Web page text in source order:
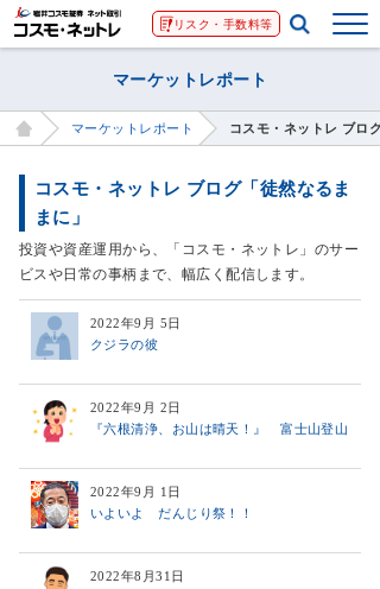
リスク・手数料等
マーケットレポート
マーケットレポート コスモ・ネットレ ブロ
コスモ・ネットレ ブログ「徒然なるま
まに」
投資や資産運用から、「コスモ・ネットレ」のサー
ビスや日常の事柄まで、幅広く配信します。
2022年9月 5日
クジラの彼
2022年9月 2日
『六根清浄、お山は晴天！』 富士山登山
2022年9月 1日
いよいよ だんじり祭！！
2022年8月31日